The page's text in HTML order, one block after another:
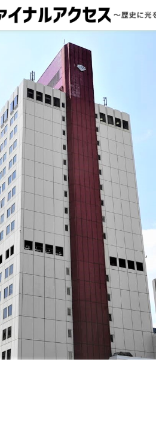
目コンテンツ 一覧
イナルアクセスとは
編集方針とコンテンツポ
リシー
イバシーポリシー
お問合せ
免責事項
具合・報告事項
記事掲載基準
運営
取引法に基づく表記